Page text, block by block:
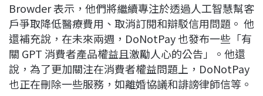
Browder 表示，他們將繼續專注於透過人工智慧幫客
戶爭取降低醫療費用、取消訂閱和辯駁信用問題。 他
還補充說，在未來兩週，DoNotPay 也發布一些「有
關 GPT 消費者產品權益且激勵人心的公告」。他還
說，為了更加關注在消費者權益問題上，DoNotPay
也正在刪除一些服務，如離婚協議和誹謗律師信等。